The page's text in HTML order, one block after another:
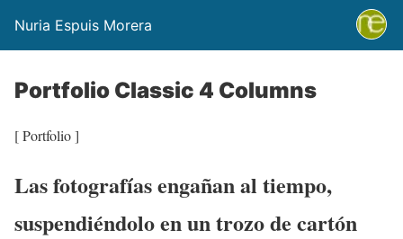
Nuria Espuis Morera
Portfolio Classic 4 Columns
[ Portfolio ]
Las fotografías engañan al tiempo,
suspendiéndolo en un trozo de cartón